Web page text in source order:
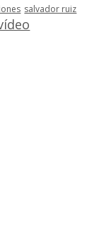
salvador ruiz